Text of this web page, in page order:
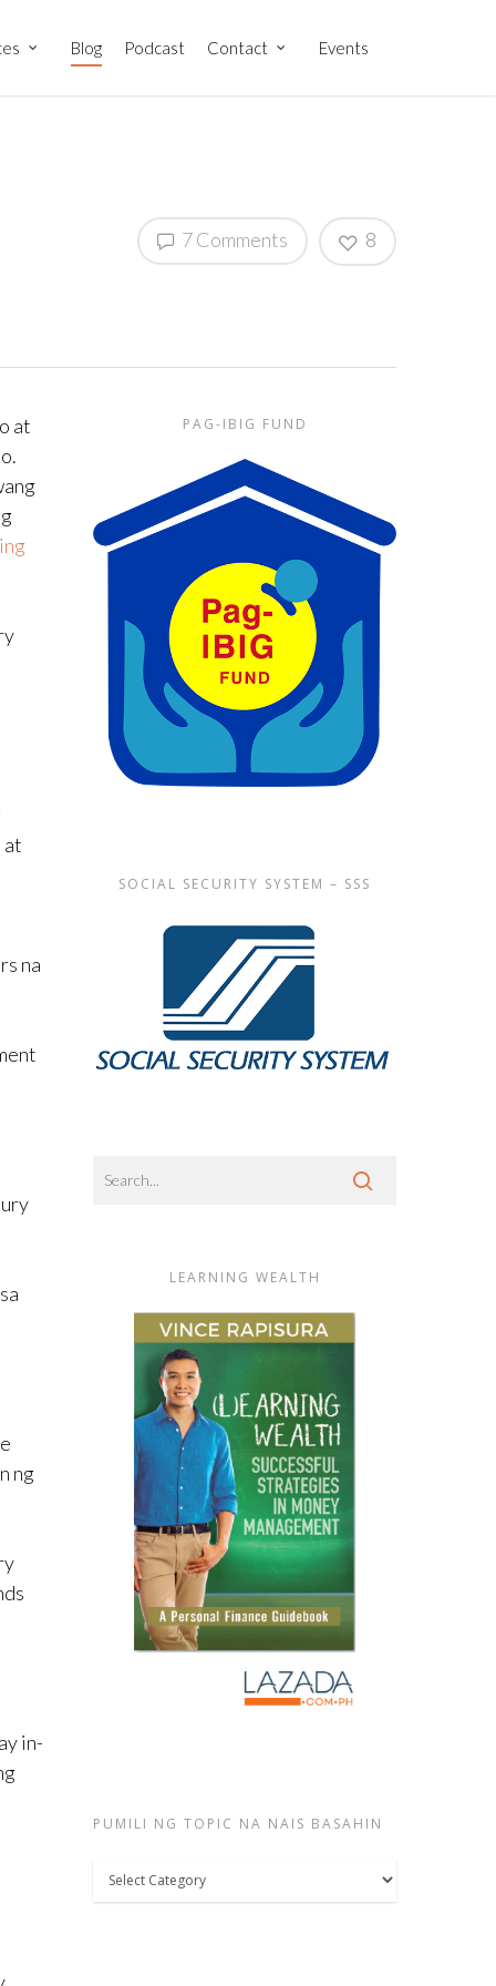
Blog Podcast Contact Events
7 Comments 8
at
at
na
ng
in-
PAG-IBIG FUND
SOCIAL SECURITY SYSTEM – SSS
LEARNING WEALTH
PUMILI NG TOPIC NA NAIS BASAHIN
Pumili
ng